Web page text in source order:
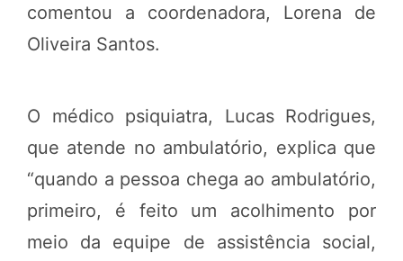
comentou a coordenadora, Lorena de
Oliveira Santos.
O médico psiquiatra, Lucas Rodrigues,
que atende no ambulatório, explica que
“quando a pessoa chega ao ambulatório,
primeiro, é feito um acolhimento por
meio da equipe de assistência social,